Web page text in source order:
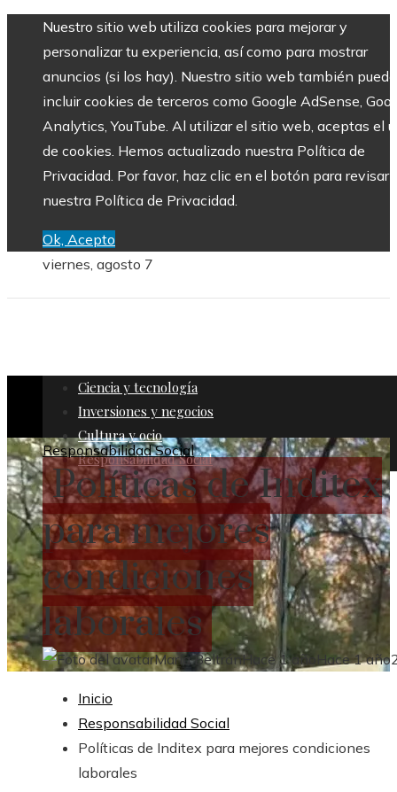
Nuestro sitio web utiliza cookies para mejorar y
personalizar tu experiencia, así como para mostrar
anuncios (si los hay). Nuestro sitio web también puede
incluir cookies de terceros como Google AdSense,
Analytics, YouTube. Al utilizar el sitio web, aceptas el
de cookies. Hemos actualizado nuestra Política de
Privacidad. Por favor, haz clic en el botón para revisar
nuestra Política de Privacidad.
Ok, Acepto
viernes, agosto 7
Ciencia y tecnología
Inversiones y negocios
Cultura y ocio
Responsabilidad Social
Responsabilidad Social
Políticas de Inditex
para mejores
condiciones
laborales
María BeltránHace 1 año Hace 1 año
Inicio
Responsabilidad Social
Políticas de Inditex para mejores condiciones
laborales